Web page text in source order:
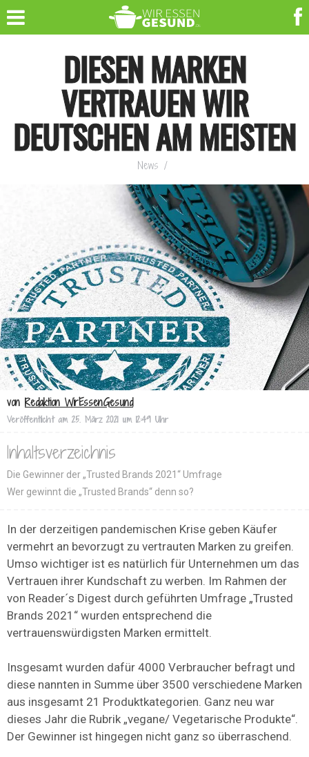
DIESEN MARKEN
VERTRAUEN WIR
DEUTSCHEN AM MEISTEN
News /
von Redaktion WirEssenGesund
Veröffentlicht am 25. März 2021 um 12:49 Uhr
Inhaltsverzeichnis
Die Gewinner der „Trusted Brands 2021“ Umfrage
Wer gewinnt die „Trusted Brands“ denn so?
In der derzeitigen pandemischen Krise geben Käufer
vermehrt an bevorzugt zu vertrauten Marken zu greifen.
Umso wichtiger ist es natürlich für Unternehmen um das
Vertrauen ihrer Kundschaft zu werben. Im Rahmen der
von Reader´s Digest durch geführten Umfrage „Trusted
Brands 2021“ wurden entsprechend die
vertrauenswürdigsten Marken ermittelt.
Insgesamt wurden dafür 4000 Verbraucher befragt und
diese nannten in Summe über 3500 verschiedene Marken
aus insgesamt 21 Produktkategorien. Ganz neu war
dieses Jahr die Rubrik „vegane/ Vegetarische Produkte“.
Der Gewinner ist hingegen nicht ganz so überraschend.